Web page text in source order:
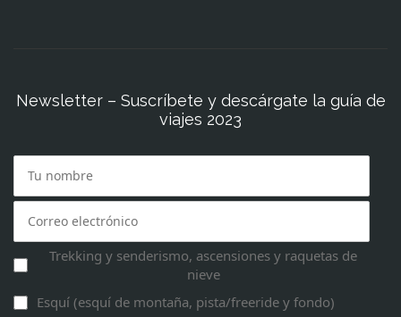
Newsletter – Suscríbete y descárgate la guía de
viajes 2023
Trekking y senderismo, ascensiones y raquetas de
nieve
Esquí (esquí de montaña, pista/freeride y fondo)